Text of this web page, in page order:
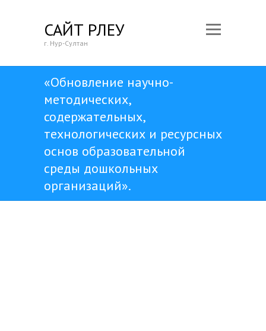
САЙТ ӨРЛЕУ
г. Нур-Султан
«Обновление научно-
методических,
содержательных,
технологических и ресурсных
основ образовательной
среды дошкольных
организаций».